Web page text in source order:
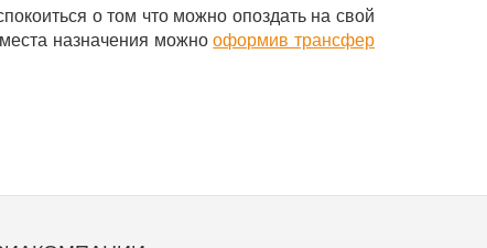
о том что можно опоздать на свой
назначения можнооформив трансфер